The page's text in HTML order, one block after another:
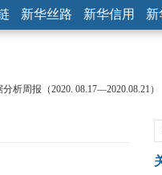
新华丝路 新华信用 新
析周报（2020. 08.17—2020.08.21）
析周报（2020. 07.27—2020.07.31）